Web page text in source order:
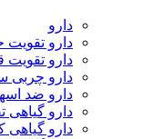
دارو
دارو تقویت
دارو تقویت
دارو چربی
دارو ضد
دارو
دارو گیاهی